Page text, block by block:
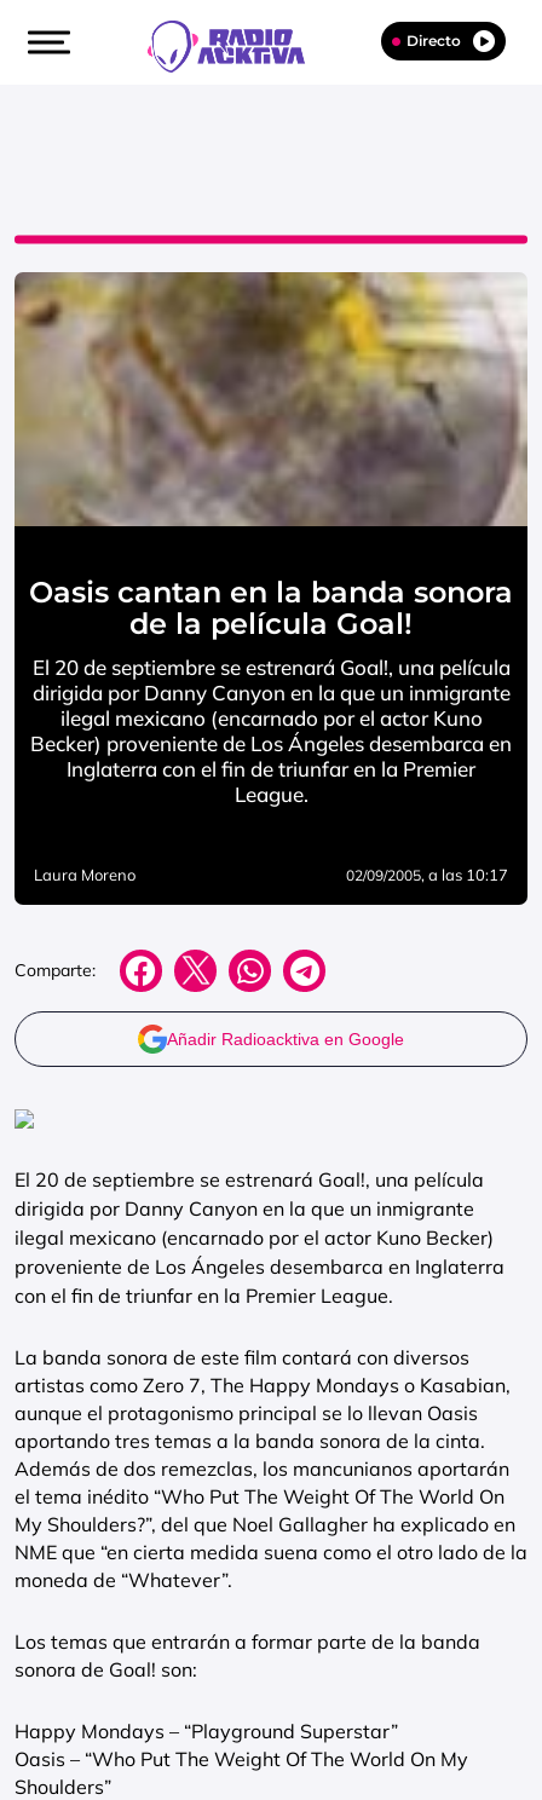
Directo
Oasis cantan en la banda sonora
de la película Goal!
El 20 de septiembre se estrenará Goal!, una película
dirigida por Danny Canyon en la que un inmigrante
ilegal mexicano (encarnado por el actor Kuno
Becker) proveniente de Los Ángeles desembarca en
Inglaterra con el fin de triunfar en la Premier
League.
Laura Moreno 02/09/2005, a las 10:17
Comparte:
Añadir Radioacktiva en Google
El 20 de septiembre se estrenará Goal!, una película
dirigida por Danny Canyon en la que un inmigrante
ilegal mexicano (encarnado por el actor Kuno Becker)
proveniente de Los Ángeles desembarca en Inglaterra
con el fin de triunfar en la Premier League.
La banda sonora de este film contará con diversos
artistas como Zero 7, The Happy Mondays o Kasabian,
aunque el protagonismo principal se lo llevan Oasis
aportando tres temas a la banda sonora de la cinta.
Además de dos remezclas, los mancunianos aportarán
el tema inédito “Who Put The Weight Of The World On
My Shoulders?”, del que Noel Gallagher ha explicado en
NME que “en cierta medida suena como el otro lado de la
moneda de “Whatever”.
Los temas que entrarán a formar parte de la banda
sonora de Goal! son:
Happy Mondays – “Playground Superstar”
Oasis – “Who Put The Weight Of The World On My
Shoulders”